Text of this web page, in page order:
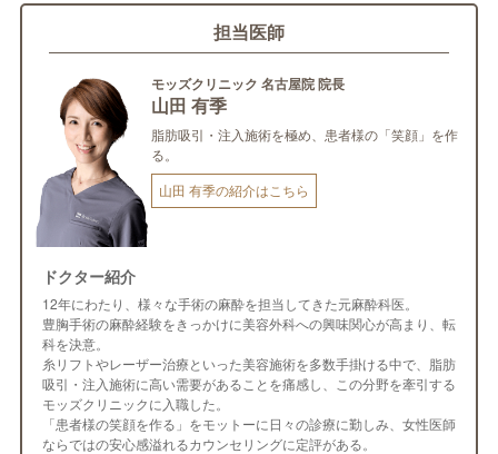
担当医師
モッズクリニック 名古屋院 院長
山田 有季
脂肪吸引・注入施術を極め、患者様の「笑顔」を作
る。
山田 有季の紹介はこちら
ドクター紹介
12年にわたり、様々な手術の麻酔を担当してきた元麻酔科医。
豊胸手術の麻酔経験をきっかけに美容外科への興味関心が高まり、転
科を決意。
糸リフトやレーザー治療といった美容施術を多数手掛ける中で、脂肪
吸引・注入施術に高い需要があることを痛感し、この分野を牽引する
モッズクリニックに入職した。
「患者様の笑顔を作る」をモットーに日々の診療に勤しみ、女性医師
ならではの安心感溢れるカウンセリングに定評がある。